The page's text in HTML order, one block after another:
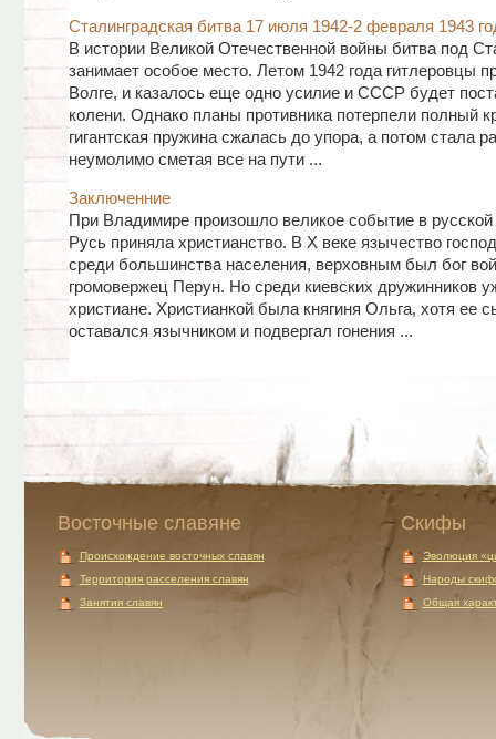
Сталинградская битва 17 июля 1942-2 февраля 1943
В истории Великой Отечественной войны битва под
занимает особое место. Летом 1942 года гитлеровцы
Волге, и казалось еще одно усилие и СССР будет
колени. Однако планы противника потерпели полный
гигантская пружина сжалась до упора, а потом стала
неумолимо сметая все на пути ...
Заключенние
При Владимире произошло великое событие в русской
Русь приняла христианство. В X веке язычество
среди большинства населения, верховным был бог
громовержец Перун. Но среди киевских дружинников
христиане. Христианкой была княгиня Ольга, хотя ее
оставался язычником и подвергал гонения ...
Восточные славяне
Происхождение восточных славян
Территория расселения славян
Занятия славян
Скифы
Эволюция
Народы
Общая